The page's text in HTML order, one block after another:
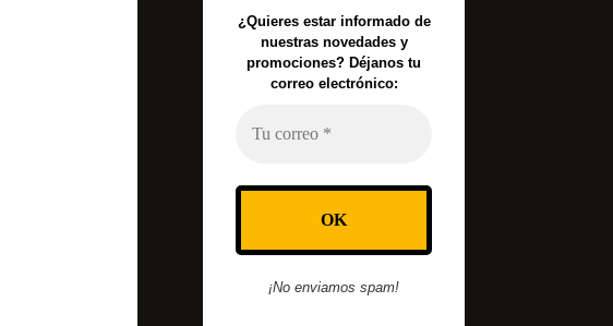
¿Quieres estar informado de
nuestras novedades y
promociones? Déjanos tu
correo electrónico:
¡No enviamos spam!